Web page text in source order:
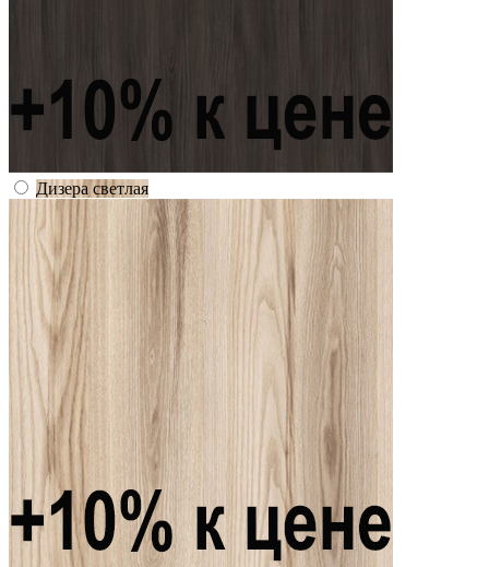
Дизера светлая